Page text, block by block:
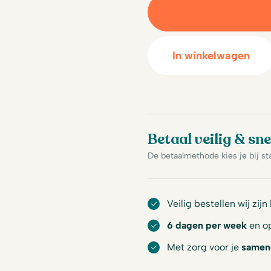
In winkelwagen
Betaal veilig &
De betaalmethode kies je bij
Veilig bestellen wij zijn
6 dagen per week en
Met zorg voor je